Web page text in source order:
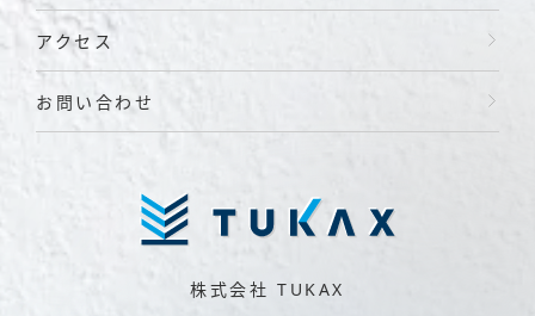
アクセス
お問い合わせ
株式会社 TUKAX